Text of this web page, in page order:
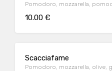
Pomodoro, mozzarella,
10.00 €
Scacciafame
Pomodoro, mozzarella, olive,